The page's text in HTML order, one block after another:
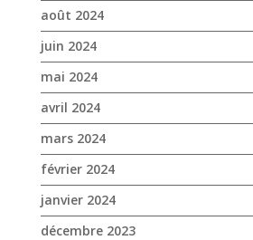
août 2024
juin 2024
mai 2024
avril 2024
mars 2024
février 2024
janvier 2024
décembre 2023